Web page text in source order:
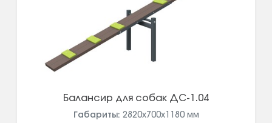
Балансир для собак ДС-1.04
Габариты: 2820x700x1180 мм